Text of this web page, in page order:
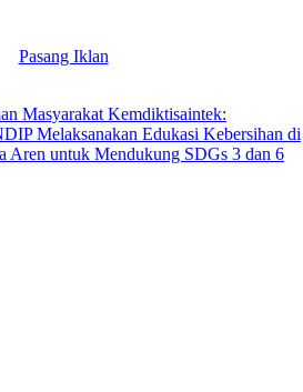
Masyarakat Kemdiktisaintek:
Melaksanakan Edukasi Kebersihan di
Aren untuk Mendukung SDGs 3 dan 6